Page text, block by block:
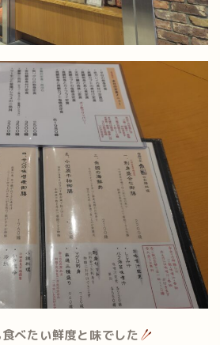
べたい鮮度と味でした